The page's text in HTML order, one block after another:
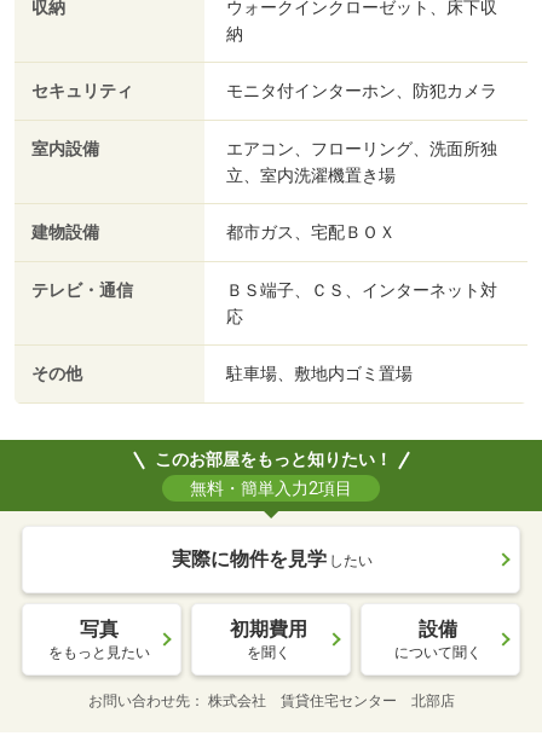
収納
ウォークインクローゼット、床下収
納
セキュリティ モニタ付インターホン、防犯カメラ
室内設備
エアコン、フローリング、洗面所独
立、室内洗濯機置き場
建物設備 都市ガス、宅配ＢＯＸ
テレビ・通信
ＢＳ端子、ＣＳ、インターネット対
応
その他 駐車場、敷地内ゴミ置場
このお部屋をもっと知りたい！
無料・簡単入力2項目
実際に物件を見学 したい
写真
をもっと見たい
初期費用
を聞く
設備
について聞く
お問い合わせ先 株式会社 賃貸住宅センター 北部店